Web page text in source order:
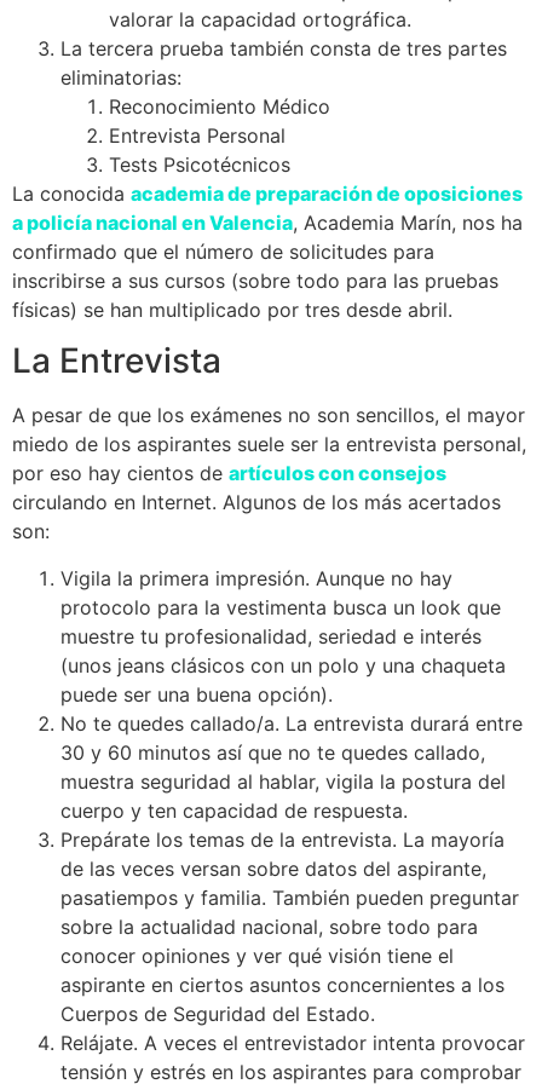
valorar la capacidad ortográfica.
La tercera prueba también consta de tres partes
eliminatorias:
Reconocimiento Médico
Entrevista Personal
Tests Psicotécnicos
La conocida academia de preparación de oposiciones
a policía nacional en Valencia, Academia Marín, nos ha
confirmado que el número de solicitudes para
inscribirse a sus cursos (sobre todo para las pruebas
físicas) se han multiplicado por tres desde abril.
La Entrevista
A pesar de que los exámenes no son sencillos, el mayor
miedo de los aspirantes suele ser la entrevista personal,
por eso hay cientos de artículos con consejos
circulando en Internet. Algunos de los más acertados
son:
Vigila la primera impresión. Aunque no hay
protocolo para la vestimenta busca un look que
muestre tu profesionalidad, seriedad e interés
(unos jeans clásicos con un polo y una chaqueta
puede ser una buena opción).
No te quedes callado/a. La entrevista durará entre
30 y 60 minutos así que no te quedes callado,
muestra seguridad al hablar, vigila la postura del
cuerpo y ten capacidad de respuesta.
Prepárate los temas de la entrevista. La mayoría
de las veces versan sobre datos del aspirante,
pasatiempos y familia. También pueden preguntar
sobre la actualidad nacional, sobre todo para
conocer opiniones y ver qué visión tiene el
aspirante en ciertos asuntos concernientes a los
Cuerpos de Seguridad del Estado.
Relájate. A veces el entrevistador intenta provocar
tensión y estrés en los aspirantes para comprobar